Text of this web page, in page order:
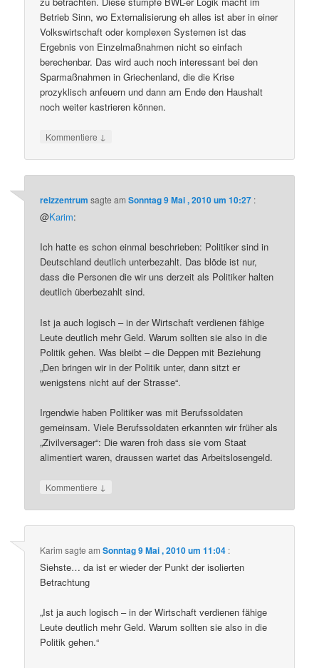
Betrieb Sinn, wo Externalisierung eh alles ist aber in einer
Volkswirtschaft oder komplexen Systemen ist das
Ergebnis von Einzelmaßnahmen nicht so einfach
berechenbar. Das wird auch noch interessant bei den
Sparmaßnahmen in Griechenland, die die Krise
prozyklisch anfeuern und dann am Ende den Haushalt
noch weiter kastrieren können.
Kommentiere ↓
reizzentrum sagte amSonntag 9 Mai , 2010 um 10:27 :
@Karim:
Ich hatte es schon einmal beschrieben: Politiker sind in
Deutschland deutlich unterbezahlt. Das blöde ist nur,
dass die Personen die wir uns derzeit als Politiker halten
deutlich überbezahlt sind.
Ist ja auch logisch – in der Wirtschaft verdienen fähige
Leute deutlich mehr Geld. Warum sollten sie also in die
Politik gehen. Was bleibt – die Deppen mit Beziehung
„Den bringen wir in der Politik unter, dann sitzt er
wenigstens nicht auf der Strasse“.
Irgendwie haben Politiker was mit Berufssoldaten
gemeinsam. Viele Berufssoldaten erkannten wir früher als
„Zivilversager“: Die waren froh dass sie vom Staat
alimentiert waren, draussen wartet das Arbeitslosengeld.
Kommentiere ↓
Karim sagte amSonntag 9 Mai , 2010 um 11:04 :
Siehste… da ist er wieder der Punkt der isolierten
Betrachtung
„Ist ja auch logisch – in der Wirtschaft verdienen fähige
Leute deutlich mehr Geld. Warum sollten sie also in die
Politik gehen.“